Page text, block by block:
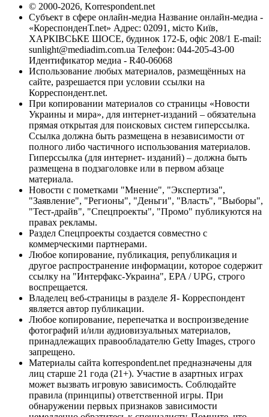
© 2000-2026, Korrespondent.net
Субъект в сфере онлайн-медиа Название онлайн-медиа -
«КореспонденТ.net» Адрес: 02091, місто Київ,
ХАРКІВСЬКЕ ШОСЕ, будинок 172-Б, офіс 208/1 E-mail:
sunlight@mediadim.com.ua Телефон: 044-205-43-00
Идентификатор медиа - R40-06068
Использование любых материалов, размещённых на
сайте, разрешается при условии ссылки на
Корреспондент.net.
При копировании материалов со страницы «Новости
Украины и мира», для интернет-изданий – обязательна
прямая открытая для поисковых систем гиперссылка.
Ссылка должна быть размещена в независимости от
полного либо частичного использования материалов.
Гиперссылка (для интернет- изданий) – должна быть
размещена в подзаголовке или в первом абзаце
материала.
Новости с пометками "Мнение", "Экспертиза",
"Заявление", "Регионы", "Деньги", "Власть", "Выборы",
"Тест-драйв", "Спецпроекты", "Промо" публикуются на
правах рекламы.
Раздел Спецпроекты создается совместно с
коммерческими партнерами.
Любое копирование, публикация, републикация и
другое распространение информации, которое содержит
ссылку на "Интерфакс-Украина", EPA / UPG, строго
воспрещается.
Владелец веб-страницы в разделе Я- Корреспондент
является автор публикации.
Любое копирование, перепечатка и воспроизведение
фотографий и/или аудиовизуальных материалов,
принадлежащих правообладателю Getty Images, строго
запрещено.
Материалы сайта korrespondent.net предназначены для
лиц старше 21 года (21+). Участие в азартных играх
может вызвать игровую зависимость. Соблюдайте
правила (принципы) ответственной игры. При
обнаружении первых признаков зависимости